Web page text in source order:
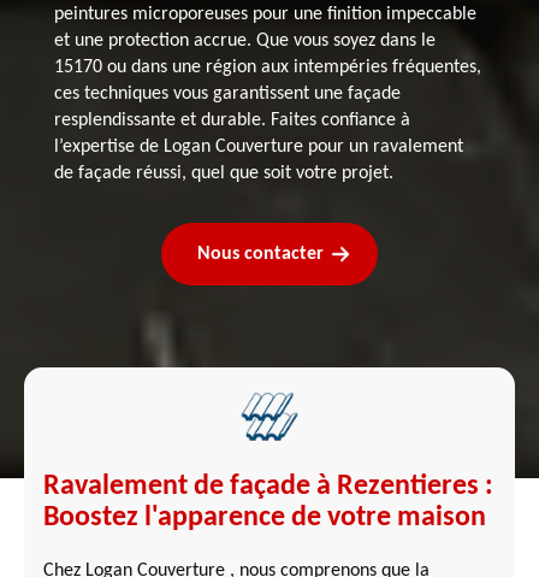
peintures microporeuses pour une finition impeccable
et une protection accrue. Que vous soyez dans le
15170 ou dans une région aux intempéries fréquentes,
ces techniques vous garantissent une façade
resplendissante et durable. Faites confiance à
l’expertise de Logan Couverture pour un ravalement
de façade réussi, quel que soit votre projet.
Nous contacter
Ravalement de façade à Rezentieres :
Boostez l'apparence de votre maison
Chez Logan Couverture , nous comprenons que la